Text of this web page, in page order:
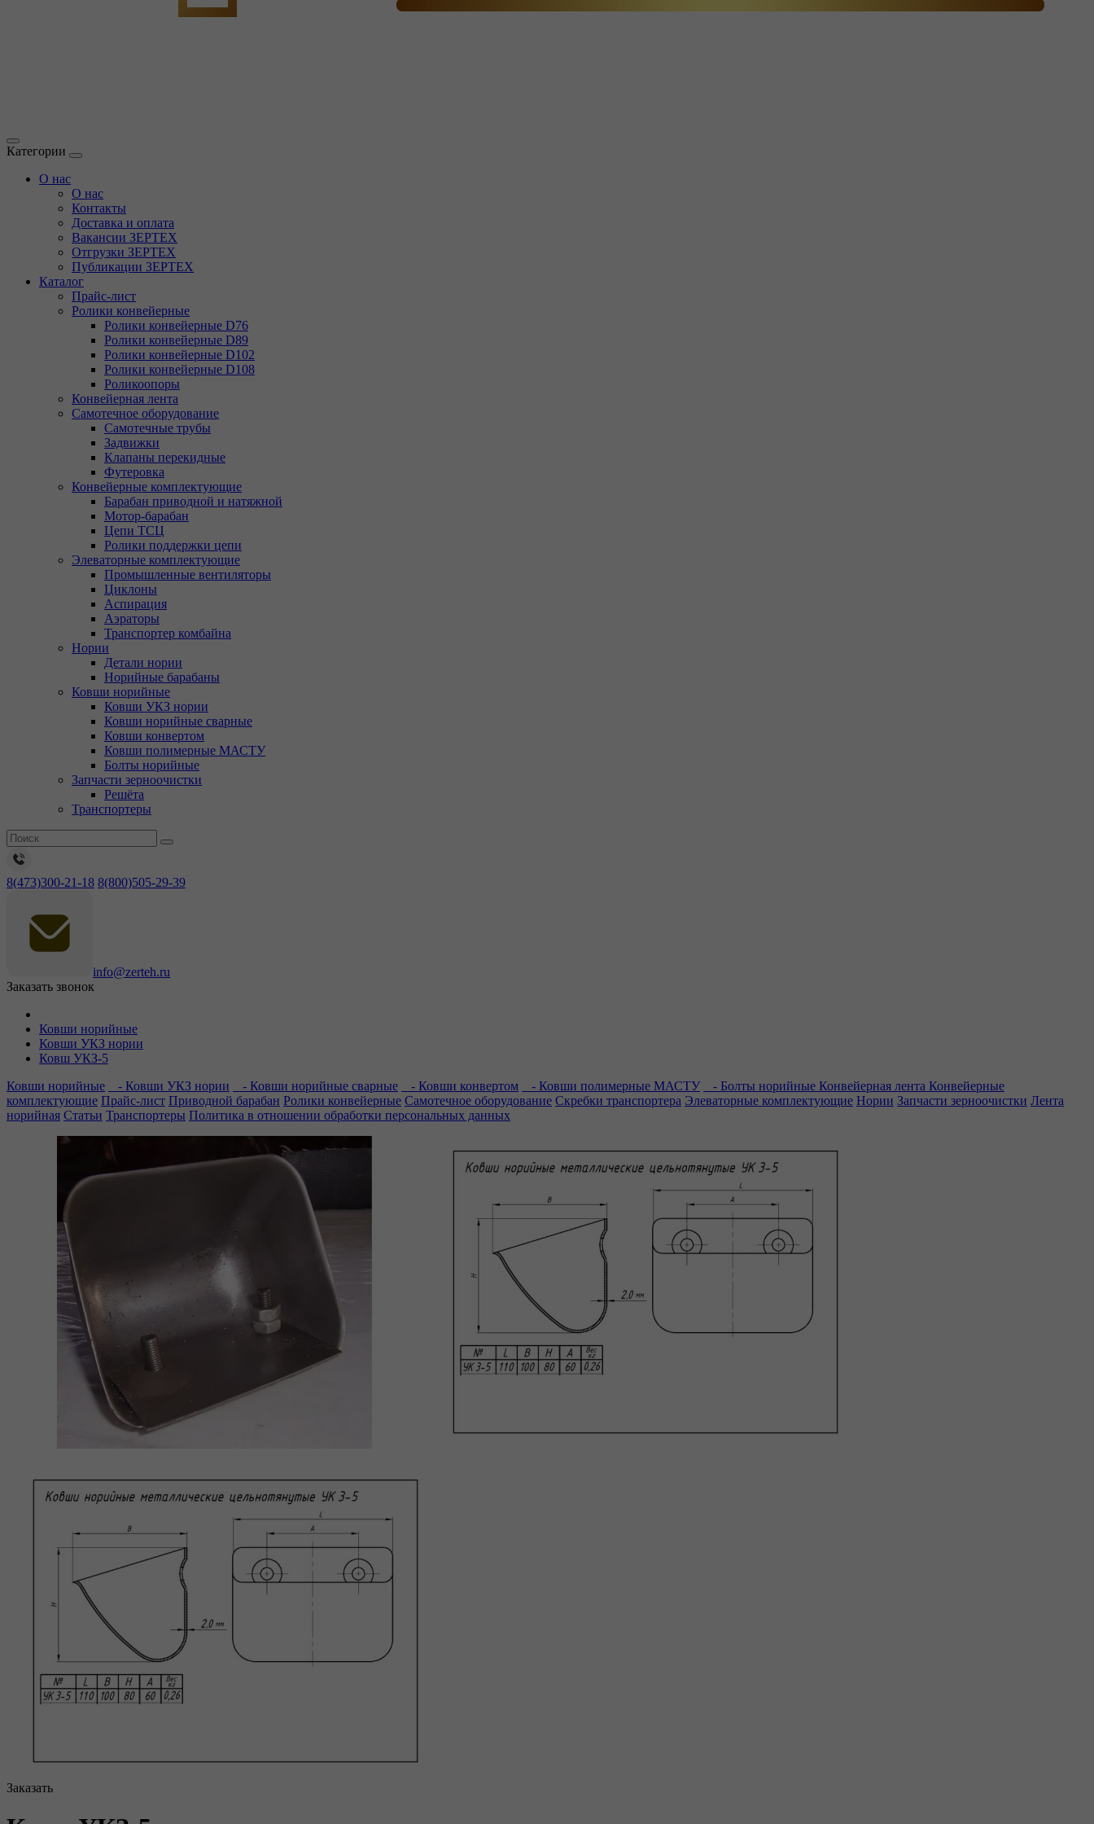
Категории
О нас
О нас
Контакты
Доставка и оплата
Вакансии ЗЕРТЕХ
Отгрузки ЗЕРТЕХ
Публикации ЗЕРТЕХ
Каталог
Прайс-лист
Ролики конвейерные
Ролики конвейерные D76
Ролики конвейерные D89
Ролики конвейерные D102
Ролики конвейерные D108
Роликоопоры
Конвейерная лента
Самотечное оборудование
Самотечные трубы
Задвижки
Клапаны перекидные
Футеровка
Конвейерные комплектующие
Барабан приводной и натяжной
Мотор-барабан
Цепи ТСЦ
Ролики поддержки цепи
Элеваторные комплектующие
Промышленные вентиляторы
Циклоны
Аспирация
Аэраторы
Транспортер комбайна
Нории
Детали нории
Норийные барабаны
Ковши норийные
Ковши УКЗ нории
Ковши норийные сварные
Ковши конвертом
Ковши полимерные МАСТУ
Болты норийные
Запчасти зерноочистки
Решёта
Транспортеры
8(473)300-21-18 8(800)505-29-39
info@zerteh.ru
Заказать звонок
Ковши норийные
Ковши УКЗ нории
Ковш УКЗ-5
Ковши норийные
- Ковши УКЗ нории - Ковши норийные сварные - Ковши конвертом - Ковши полимерные МАСТУ - Болты норийные Конвейерная лента Конвейерные
комплектующие Прайс-лист Приводной барабан Ролики конвейерные Самотечное оборудование Скребки транспортера Элеваторные комплектующие Нории Запчасти зерноочистки Лента
норийная Статьи Транспортеры Политика в отношении обработки персональных данных
Заказать